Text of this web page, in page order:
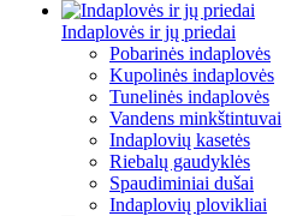
Indaplovės ir jų priedai
Pobarinės indaplovės
Kupolinės indaplovės
Tunelinės indaplovės
Vandens minkštintuvai
Indaplovių kasetės
Riebalų gaudyklės
Spaudiminiai dušai
Indaplovių plovikliai